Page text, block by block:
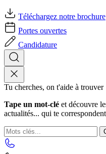
Téléchargez notre brochure
Portes ouvertes
Candidature
Tu cherches, on t'aide à trouver
Tape un mot-clé et découvre
actualités... qui te